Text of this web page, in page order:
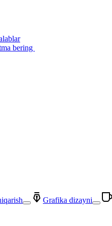
bering
Grafika dizayni